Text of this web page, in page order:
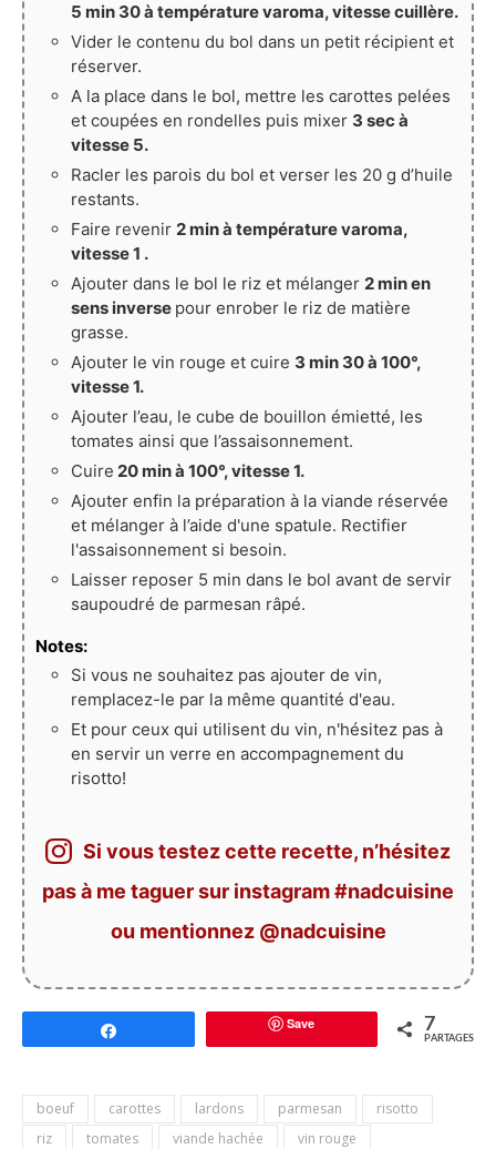
5 min 30 à température varoma, vitesse cuillère.
Vider le contenu du bol dans un petit récipient et
réserver.
A la place dans le bol, mettre les carottes pelées
et coupées en rondelles puis mixer 3 sec à
vitesse 5.
Racler les parois du bol et verser les 20 g d’huile
restants.
Faire revenir 2 min à température varoma,
vitesse 1 .
Ajouter dans le bol le riz et mélanger 2 min en
sens inverse pour enrober le riz de matière
grasse.
Ajouter le vin rouge et cuire 3 min 30 à 100°,
vitesse 1.
Ajouter l’eau, le cube de bouillon émietté, les
tomates ainsi que l’assaisonnement.
Cuire 20 min à 100°, vitesse 1.
Ajouter enfin la préparation à la viande réservée
et mélanger à l’aide d'une spatule. Rectifier
l'assaisonnement si besoin.
Laisser reposer 5 min dans le bol avant de servir
saupoudré de parmesan râpé.
Notes:
Si vous ne souhaitez pas ajouter de vin,
remplacez-le par la même quantité d'eau.
Et pour ceux qui utilisent du vin, n'hésitez pas à
en servir un verre en accompagnement du
risotto!
Si vous testez cette recette, n’hésitez
pas à me taguer sur instagram #nadcuisine
ou mentionnez @nadcuisine
Save 7
PARTAGES
boeuf carottes lardons parmesan
risotto
riz
tomates viande hachée vin rouge